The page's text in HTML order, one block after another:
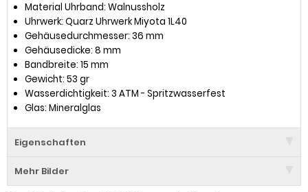
Material Uhrband: Walnussholz
Uhrwerk: Quarz Uhrwerk Miyota 1L40
Gehäusedurchmesser: 36 mm
Gehäusedicke: 8 mm
Bandbreite: 15 mm
Gewicht: 53 gr
Wasserdichtigkeit: 3 ATM - Spritzwasserfest
Glas: Mineralglas
Eigenschaften
Mehr Bilder